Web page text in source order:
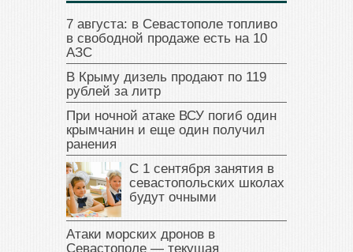
7 августа: в Севастополе топливо
в свободной продаже есть на 10
АЗС
В Крыму дизель продают по 119
рублей за литр
При ночной атаке ВСУ погиб один
крымчанин и еще один получил
ранения
С 1 сентября занятия в
севастопольских школах
будут очными
Атаки морских дронов в
Севастополе — текущая